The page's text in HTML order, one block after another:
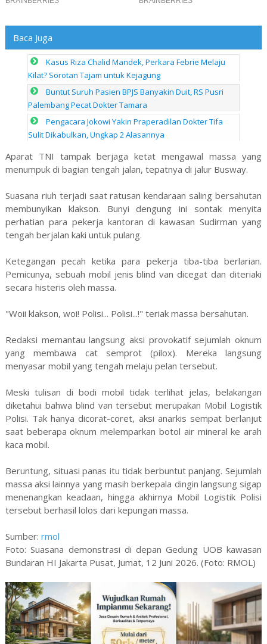
Baca Juga
Kasus Riza Chalid Mandek, Perkara Febrie Melaju
Kilat? Sorotan Tajam untuk Kejagung
Buntut Suruh Pasien BPJS Banyakin Duit, RS Pusri
Palembang Pecat Dokter Tamara
Pengacara Jokowi Yakin Praperadilan Dokter Tifa
Sulit Dikabulkan, Ungkap 2 Alasannya
Aparat TNI tampak berjaga ketat mengawal massa yang
menumpuk di bagian tengah jalan, tepatnya di jalur Busway.
Suasana riuh terjadi saat ratusan kendaraan saling bersahutan
membunyikan klakson. Bunyi dengung ini sontak menyita
perhatian para pekerja kantoran di kawasan Sudirman yang
tengah berjalan kaki untuk pulang.
Ketegangan pecah ketika para pekerja tiba-tiba berlarian.
Pemicunya, sebuah mobil jenis blind van dicegat dan diteriaki
secara histeris oleh massa.
"Woii klakson, woi! Polisi... Polisi...!" teriak massa bersahutan.
Redaksi memantau langsung aksi provokatif sejumlah oknum
yang membawa cat semprot (pilox). Mereka langsung
menyasar mobil yang tengah melaju pelan tersebut.
Meski tulisan di bodi mobil tidak terlihat jelas, belakangan
diketahui bahwa blind van tersebut merupakan Mobil Logistik
Polisi. Tak hanya dicorat-coret, aksi anarkis sempat berlanjut
saat beberapa oknum melemparkan botol air mineral ke arah
kaca mobil.
Beruntung, situasi panas itu tidak berbuntut panjang. Sejumlah
massa aksi lainnya yang masih berkepala dingin langsung sigap
menenangkan keadaan, hingga akhirnya Mobil Logistik Polisi
tersebut berhasil lolos dari kepungan massa.
Sumber: rmol
Foto: Suasana demonstrasi di depan Gedung UOB kawasan
Bundaran HI Jakarta Pusat, Jumat, 12 Juni 2026. (Foto: RMOL)